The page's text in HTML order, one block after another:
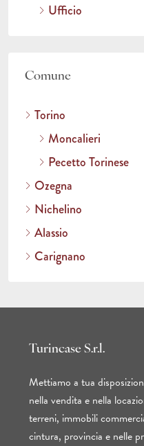
Ufficio
Comune
Torino
Moncalieri
Pecetto Torinese
Ozegna
Nichelino
Alassio
Carignano
Turincase S.r.l.
Mettiamo a tua
nella vendita e nella
terreni, immobili
cintura, provincia e nelle